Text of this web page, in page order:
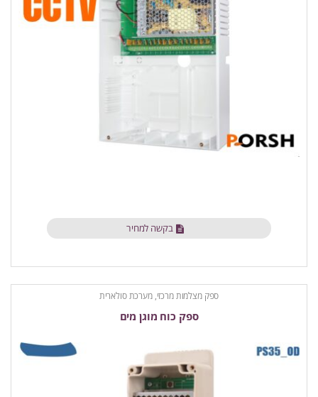
בקשה למחיר
ספק מצלמות מרכזי, מערכת סולארית
ספק כוח מוגן מים